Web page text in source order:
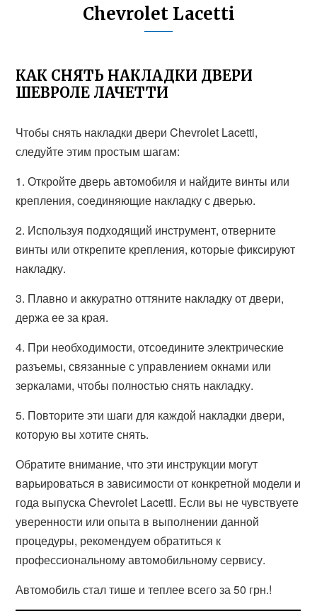
Chevrolet Lacetti
КАК СНЯТЬ НАКЛАДКИ ДВЕРИ
ШЕВРОЛЕ ЛАЧЕТТИ
Чтобы снять накладки двери Chevrolet Lacetti,
следуйте этим простым шагам:
1. Откройте дверь автомобиля и найдите винты или
крепления, соединяющие накладку с дверью.
2. Используя подходящий инструмент, отверните
винты или открепите крепления, которые фиксируют
накладку.
3. Плавно и аккуратно оттяните накладку от двери,
держа ее за края.
4. При необходимости, отсоедините электрические
разъемы, связанные с управлением окнами или
зеркалами, чтобы полностью снять накладку.
5. Повторите эти шаги для каждой накладки двери,
которую вы хотите снять.
Обратите внимание, что эти инструкции могут
варьироваться в зависимости от конкретной модели и
года выпуска Chevrolet Lacetti. Если вы не чувствуете
уверенности или опыта в выполнении данной
процедуры, рекомендуем обратиться к
профессиональному автомобильному сервису.
Автомобиль стал тише и теплее всего за 50 грн.!